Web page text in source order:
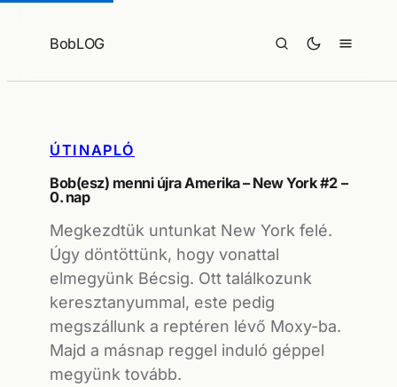
BobLOG
ÚTINAPLÓ
Bob(esz) menni újra Amerika – New York #2 –
0. nap
Megkezdtük untunkat New York felé.
Úgy döntöttünk, hogy vonattal
elmegyünk Bécsig. Ott találkozunk
keresztanyummal, este pedig
megszállunk a reptéren lévő Moxy-ba.
Majd a másnap reggel induló géppel
megyünk tovább.